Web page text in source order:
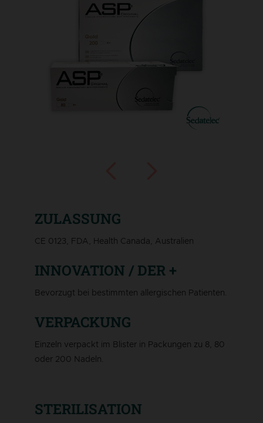
ZULASSUNG
CE 0123, FDA, Health Canada, Australien
INNOVATION / DER +
Bevorzugt bei bestimmten allergischen Patienten.
VERPACKUNG
Einzeln verpackt im Blister in Packungen zu 8, 80
oder 200 Nadeln.
STERILISATION